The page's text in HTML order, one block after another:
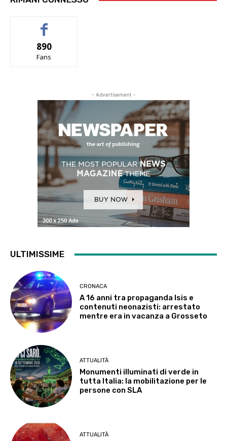
890
Fans
- Advertisement -
ULTIMISSIME
CRONACA
A 16 anni tra propaganda Isis e
contenuti neonazisti: arrestato
mentre era in vacanza a Grosseto
ATTUALITÀ
Monumenti illuminati di verde in
tutta Italia: la mobilitazione per le
persone con SLA
ATTUALITÀ